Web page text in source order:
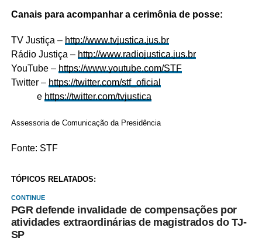
Canais para acompanhar a cerimônia de posse:
TV Justiça – http://www.tvjustica.jus.br
Rádio Justiça – http://www.radiojustica.jus.br
YouTube – https://www.youtube.com/STF
Twitter – https://twitter.com/stf_oficial
e https://twitter.com/tvjustica
Assessoria de Comunicação da Presidência
Fonte: STF
TÓPICOS RELATADOS:
CONTINUE
PGR defende invalidade de compensações por
atividades extraordinárias de magistrados do TJ-
SP